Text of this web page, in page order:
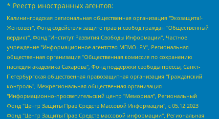
* Реестр иностранных агентов:
Калининградская региональная общественная организация "Экозащита!-Женсовет", Фонд содействия защите прав и свобод граждан "Общественный вердикт", Фонд "Институт Развития Свободы Информации", Частное учреждение "Информационное агентство МЕМО. РУ", Региональная общественная организация "Общественная комиссия по сохранению наследия академика Сахарова", Фонд поддержки свободы прессы, Санкт-Петербургская общественная правозащитная организация "Гражданский контроль", Межрегиональная общественная организация "Информационно-просветительский центр "Мемориал", Региональный Фонд "Центр Защиты Прав Средств Массовой Информации", с 05.12.2023 Фонд "Центр Защиты Прав Средств массовой информации", Региональная общественная благотворительная организация помощи беженцам и мигрантам "Гражданское содействие", Негосударственное образовательное учреждение дополнительного профессионального образования (повышение квалификации) специалистов "АКАДЕМИЯ ПО ПРАВАМ ЧЕЛОВЕКА", Свердловская региональная общественная организация "Сутяжник", Автономная некоммерческая организация "Центр независимых социологических исследований", Союз общественных объединений "Российский исследовательский центр по правам человека", Региональное общественное учреждение научно-информационный центр "МЕМОРИАЛ", Некоммерческая организация "Фонд защиты гласности", Автономная некоммерческая организация "Институт прав человека", Городская общественная организация "Екатеринбургское общество "МЕМОРИАЛ", Городская общественная организация "Рязанское историко-просветительское и правозащитное общество "Мемориал" (Рязанский Мемориал), Челябинский региональный орган общественной самодеятельности – женское общественное объединение "Женщины Евразии", Челябинский региональный орган общественной самодеятельности "Уральская правозащитная группа", Фонд содействия защите здоровья и социальной справедливости имени Андрея Рылькова, Автономная Некоммерческая Организация "Аналитический Центр Юрия Левады", Автономная некоммерческая организация социальной поддержки населения "Проект Апрель", Региональная общественная организация помощи женщинам и детям, находящимся в кризисной ситуации "Информационно-методический центр "Анна", Фонд содействия развитию массовых коммуникаций и правовому просвещению "Так-так-Так", Фонд содействия устойчивому развитию "Серебряная тайга", Свердловский региональный общественный фонд социальных проектов "Новое время", "Idel.Реалии", Кавказ.Реалии, Крым.Реалии, Телеканал Настоящее Время, Татаро-башкирская служба Радио Свобода (Azatliq Radiosi), Радио Свободная Европа/Радио Свобода (PCE/PC), "Сибирь.Реалии", "Фактограф", Благотворительный фонд помощи осужденным и их семьям, Автономная некоммерческая организация "Институт глобализации и социальных движений", Фонд "В защиту прав заключенных", Частное учреждение "Центр поддержки и содействия развитию средств массовой информации", Пензенский региональный общественный благотворительный фонд "Гражданский союз", "Север.Реалии", Некоммерческая организация Фонд "Правовая инициатива", Общество с ограниченной ответственностью "Радио Свободная Европа/Радио Свобода", Чешское информационное агентство "MEDIUM-ORIENT", Красноярская региональная общественная организация "Мы против СПИДа", Камалягин Денис Николаевич, Маркелов Сергей Евгеньевич, Пономарев Лев Александрович, Савицкая Людмила Алексеевна, Автономная некоммерческая организация "Центр по работе с проблемой насилия "НАСИЛИЮ.НЕТ", Межрегиональный профессиональный союз работников здравоохранения "Альянс врачей", Юридическое лицо, зарегистрированное в Латвийской Республике, SIA "Medusa Project" (регистрационный номер 40103797863, дата регистрации 10.06.2014), Некоммерческая организация "Фонд по борьбе с коррупцией", Автономная некоммерческая организация "Институт права и публичной политики", Баданин Роман Сергеевич, Гликин Максим Александрович, Железнова Мария Михайловна, Лукьянова Юлия Сергеевна, Маетная Елизавета Витальевна, Маняхин Петр Борисович, Чуракова Ольга Владимировна, Ярош Юлия Петровна, Юридическое лицо "The Insider SIA", зарегистрированное в Риге, Латвийская Республика (дата регистрации 26.06.2015), являющееся администратором доменного имени интернет-издания "The Insider SIA", https://theins.ru, Постернак Алексей Евгеньевич, Рубин Михаил Аркадьевич, Анин Роман Александрович, Юридическое лицо Istories fonds, зарегистрированное в Латвийской Республике (регистрационный номер 50008295751, дата регистрации 24.02.2020), Великовский Дмитрий Александрович, Долинина Ирина Николаевна, Мароховская Алеся Алексеевна, Шлейнов Роман Юрьевич, Шмагун Олеся Валентиновна, Общество с ограниченной ответственностью "Альтаир 2021", Общество с ограниченной ответственностью "Вега 2021", Общество с ограниченной ответственностью "Главный редактор 2021", Общество с ограниченной ответственностью "Ромашки монолит", Важенков Артем Валерьевич, Ивановская областная общественная организация "Центр гендерных исследований", Гурман Юрий Альбертович, Медиапроект "ОВД-Инфо", Егоров Владимир Владимирович, Жилинский Владимир Александрович, Общество с ограниченной ответственностью "ЗП", Иванова София Юрьевна, Карезина Инна Павловна, Кильтау Екатерина Викторовна, Петров Алексей Викторович, Пискунов Сергей Евгеньевич, Смирнов Сергей Сергеевич, Тихонов Михаил Сергеевич, Общество с ограниченной ответственностью "ЖУРНАЛИСТ-ИНОСТРАННЫЙ АГЕНТ", Арапова Галина Юрьевна, Вольтская Татьяна Анатольевна, Американская компания "Mason G.E.S. Anonymous Foundation" (США), являющаяся владельцем интернет-издания https://mnews.world/, Компания "Stichting Bellingcat", зарегистрированная в Нидерландах (дата регистрации 11.07.2018), Захаров Андрей Вячеславович, Клепиковская Екатерина Дмитриевна, Общество с ограниченной ответственностью "МЕМО", Перл Роман Александрович, Симонов Евгений Алексеевич, Соловьева Елена Анатольевна, Сотников Даниил Владимирович, Сурначева Елизавета Дмитриевна, Автономная некоммерческая организация по защите прав человека и информированию населения "Якутия – Наше Мнение", Общество с ограниченной ответственностью "Москоу диджитал медиа", с 26.01.2023 Общество с ограниченной ответственностью "Чайка Белые сады", Ветошкина Валерия Валерьевна, Заговора Максим Александрович, Межрегиональное общественное движение "Российская ЛГБТ - сеть", Оленичев Максим Владимирович, Павлов Иван Юрьевич, Скворцова Елена Сергеевна, Общество с ограниченной ответственностью "Как бы инагент", Кочетков Игорь Викторович, Общество с ограниченной ответственностью "Честные выборы", Еланчик Олег Александрович, Общество с ограниченной ответственностью "Нобелевский призыв", Гималова Регина Эмилевна, Григорьев Андрей Валерьевич, Григорьева Алина Александровна, Ассоциация по содействию защите прав призывников, альтернативнослужащих и военнослужащих "Правозащитная группа "Гражданин.Армия.Право", Хисамова Регина Фаритовна, Автономная некоммерческая организация по реализации социально-правовых программ "Лилит", Дальневосточное общественное движение "Маяк", Санкт-Петербургская ЛГБТ-инициативная группа "Выход", Инициативная группа ЛГБТ+ "Реверс", Алексеев Андрей Викторович, Бекбулатова Таисия Львовна, Беляев Иван Михайлович, Владыкина Елена Сергеевна, Гельман Марат Александрович, Никульшина Вероника Юрьевна, Толоконникова Надежда Андреевна, Шендерович Виктор Анатольевич, Общество с ограниченной ответственностью "Данное сообщение", Общество с ограниченной ответственностью Издательский дом "Новая глава", Айнбиндер Александра Александровна, Московский комьюнити-центр для ЛГБТ+инициатив, Благотворительный фонд развития филантропии, Deutsche Welle (Германия, Kurt-Schumacher-Strasse 3, 53113 Bonn), Борзунова Мария Михайловна, Воробьев Виктор Викторович, Голубева Анна Львовна, Константинова Алла Михайловна, Малкова Ирина Владимировна, Мурадов Мурад Абдулгалимович, Осетинская Елизавета Николаевна, Понасенков Евгений Николаевич, Ганапольский Матвей Юрьевич, Киселев Евгений Алексеевич, Борухович Ирина Григорьевна, Дремин Иван Тимофеевич, Дубровский Дмитрий Викторович, Красноярская региональная общественная организация поддержки и развития альтернативных образовательных технологий и межкультурных коммуникаций "ИНТЕРРА", Маяковская Екатерина Алексеевна, Фейгин Марк Захарович, Филимонов Андрей Викторович, Дзугкоева Регина Николаевна, Доброхотов Роман Александрович, Дудь Юрий Александрович, Елкин Сергей Владимирович, Кругликов Кирилл Игоревич, Сабунаева Мария Леонидовна, Семенов Алексей Владимирович, Шаинян Карен Багратович, Шульман Екатерина Михайловна, Асафьев Артур Валерьевич, Вахштайн Виктор Семенович, Венедиктов Алексей Алексеевич, Лушникова Екатерина Евгеньевна, Волков Леонид Михайлович, Невзоров Александр Глебович, Пархоменко Сергей Борисович, Сироткин Ярослав Николаевич, Кара-Мурза Владимир Владимирович, Баранова Наталья Владимировна, Гозман Леонид Яковлевич, Кагарлицкий Борис Юльевич, Климарев Михаил Валерьевич, Милов Владимир Станиславович, Автономная некоммерческая организация Краснодарский центр современного искусства "Типография", Моргенштерн Алишер Тагирович, Соболь Любовь Эдуардовна, Общество с ограниченной ответственностью "ЛИЗА НОРМ", Каспаров Гарри Кимович, Ходорковский Михаил Борисович, Общество с ограниченной ответственностью "Апрельские тезисы", Данилович Ирина Брониславовна, Кашин Олег Владимирович, Петров Николай Владимирович, Пивоваров Алексей Владимирович, Соколов Михаил Владимирович, Цветкова Юлия Владимировна, Чичваркин Евгений Александрович, Комитет против пыток/Команда против пыток, Общество с ограниченной ответственностью "Первый научный", Общество с ограниченной ответственностью "Вертолет и ко", Белоцерковская Вероника Борисовна, Кац Максим Евгеньевич, Лазарева Татьяна Юрьевна, Шаведдинов Руслан Табризович, Яшин Илья Валерьевич, Общество с ограниченной ответственностью "Иноагент ААВ", Алешковский Дмитрий Петрович, Альбац Евгения Марковна, Быков Дмитрий Львович, Галямина Юлия Евгеньевна, Лойко Сергей Леонидович, Мартынов Кирилл Константинович, Медведев Сергей Александрович, Крашенинников Федор Геннадиевич, Гордеева Катерина Вл